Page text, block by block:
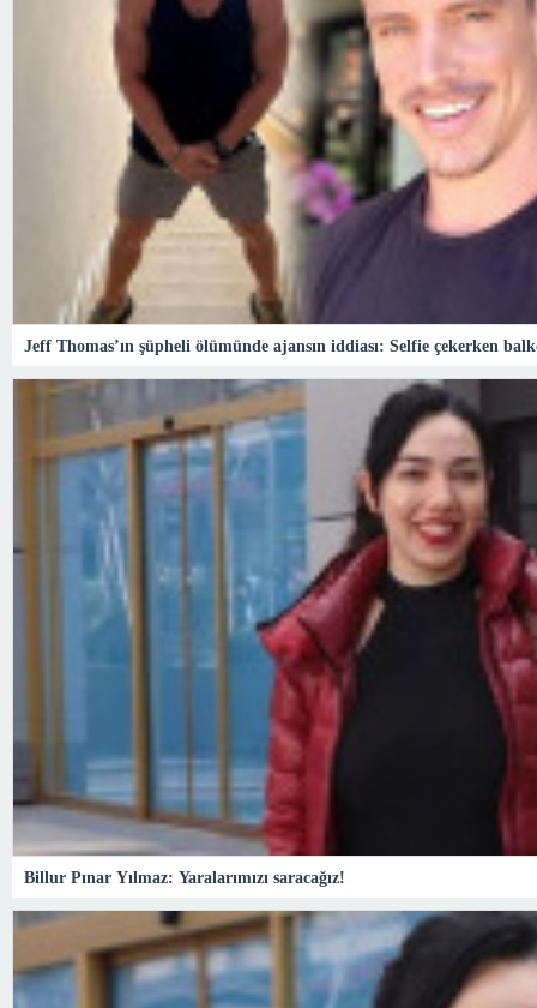
Jeff Thomas’ın şüpheli ölümünde ajansın iddiası: Selfie çekerken
Billur Pınar Yılmaz: Yaralarımızı saracağız!